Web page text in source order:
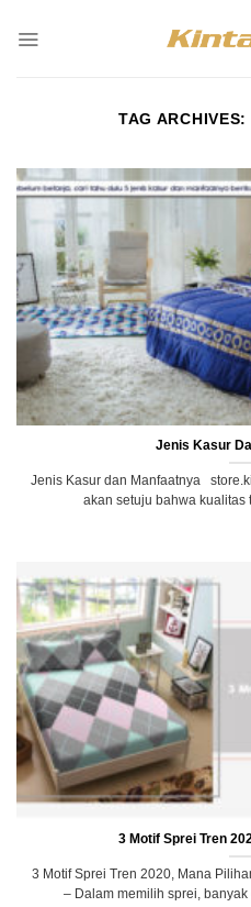
TAG ARCHIVES:
Jenis Kasur
Jenis Kasur dan Manfaatnya
akan setuju bahwa kualitas
3 Motif Sprei Tren
3 Motif Sprei Tren 2020, Mana
– Dalam memilih sprei,